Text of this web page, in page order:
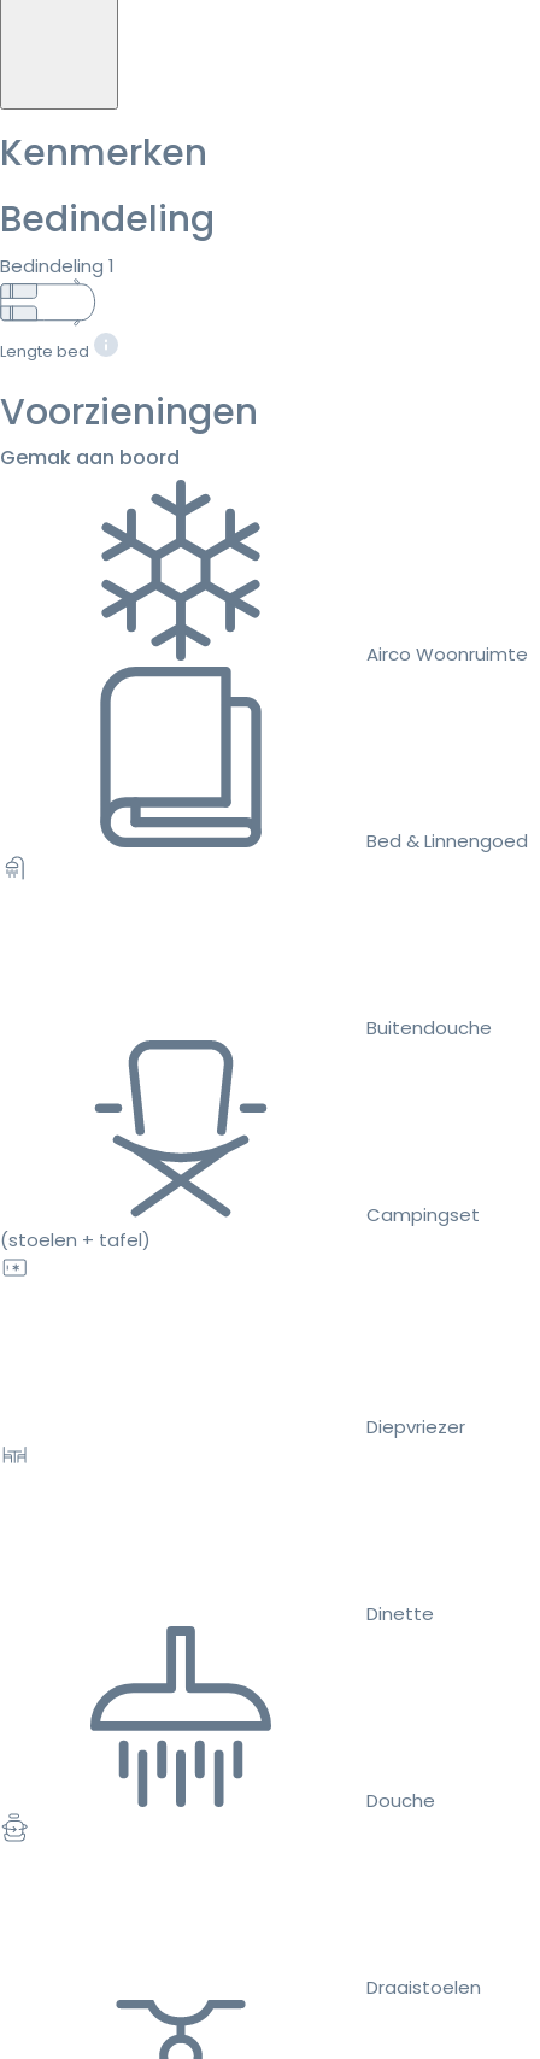
Kenmerken
Bedindeling
Bedindeling 1
Lengte bed
Voorzieningen
Gemak aan boord
Airco Woonruimte
Bed & Linnengoed
Buitendouche
Campingset
(stoelen + tafel)
Diepvriezer
Dinette
Douche
Draaistoelen